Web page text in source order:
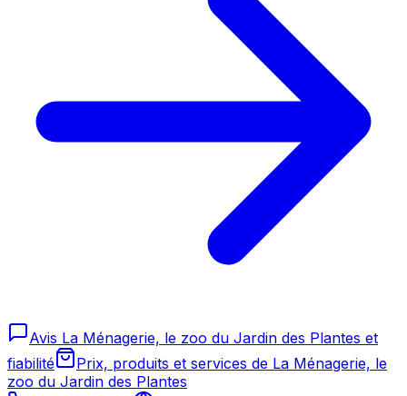
Avis La Ménagerie, le zoo du Jardin des Plantes et
fiabilité
Prix, produits et services de La Ménagerie, le
zoo du Jardin des Plantes